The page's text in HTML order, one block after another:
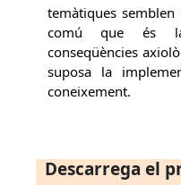
temàtiques
comú que és
conseqüències
suposa la
coneixement.
Descarrega el